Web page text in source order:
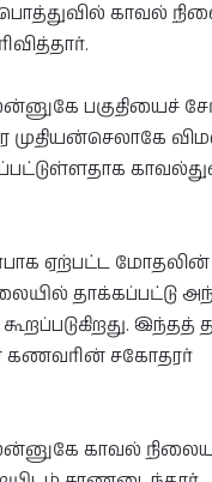
பொத்துவில் காவல்
பகுதியைச்
ஏற்பட்ட மோதலின்
தாக்கப்பட்டு
இந்தத்
சகோதரர்
காவல்